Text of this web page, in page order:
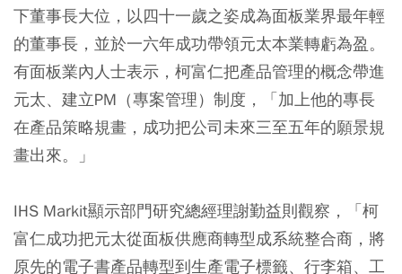
下董事長大位，以四十一歲之姿成為面板業界最年輕
的董事長，並於一六年成功帶領元太本業轉虧為盈。
有面板業內人士表示，柯富仁把產品管理的概念帶進
元太、建立PM（專案管理）制度，「加上他的專長
在產品策略規畫，成功把公司未來三至五年的願景規
畫出來。」
IHS Markit顯示部門研究總經理謝勤益則觀察，「柯
富仁成功把元太從面板供應商轉型成系統整合商，將
原先的電子書產品轉型到生產電子標籤、行李箱、工